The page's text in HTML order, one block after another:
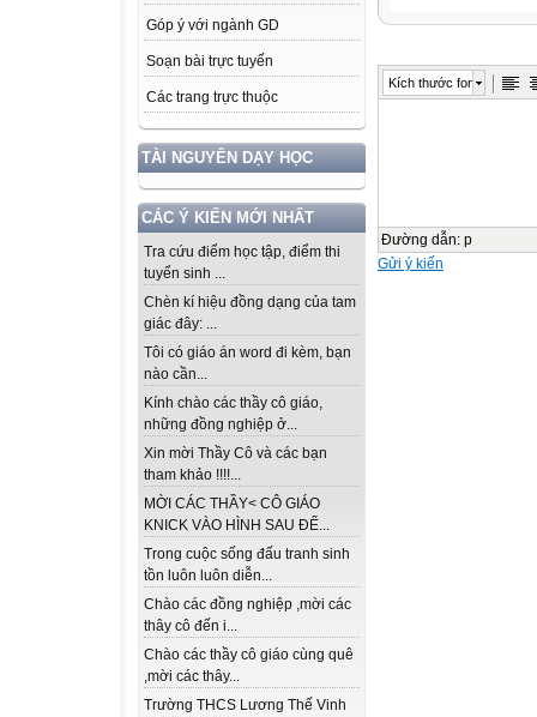
Góp ý với ngành GD
Soạn bài trực tuyến
Các trang trực thuộc
TÀI NGUYÊN DẠY HỌC
CÁC Ý KIẾN MỚI NHẤT
Tra cứu điểm học tập, điểm thi
tuyển sinh ...
Chèn kí hiệu đồng dạng của tam
giác đây: ...
Tôi có giáo án word đi kèm, bạn
nào cần...
Kính chào các thầy cô giáo,
những đồng nghiệp ở...
Xin mời Thầy Cô và các bạn
tham khảo !!!!...
MỜI CÁC THẦY< CÔ GIÁO
KNICK VÀO HÌNH SAU ĐỂ...
Trong cuộc sống đấu tranh sinh
tồn luôn luôn diễn...
Chào các đồng nghiệp ,mời các
thây cô đến i...
Chào các thầy cô giáo cùng quê
,mời các thây...
Trường THCS Lương Thế Vinh
Kích thước font
Đường dẫn: p
Gửi ý kiến